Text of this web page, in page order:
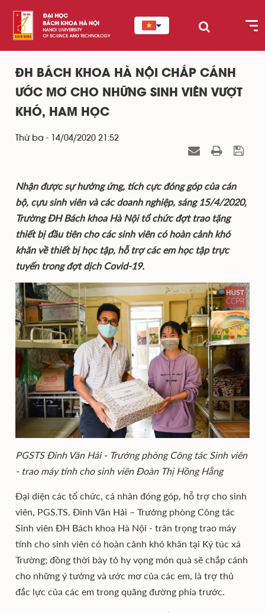
ĐH BÁCH KHOA HÀ NỘI CHẮP CÁNH
ƯỚC MƠ CHO NHỮNG SINH VIÊN VƯỢT
KHÓ, HAM HỌC
Thứ ba - 14/04/2020 21:52
Nhận được sự hưởng ứng, tích cực đóng góp của cán
bộ, cựu sinh viên và các doanh nghiệp, sáng 15/4/2020,
Trường ĐH Bách khoa Hà Nội tổ chức đợt trao tặng
thiết bị đầu tiên cho các sinh viên có hoàn cảnh khó
khăn về thiết bị học tập, hỗ trợ các em học tập trực
tuyến trong đợt dịch Covid-19.
PGSTS Đinh Văn Hải - Trưởng phòng Công tác Sinh viên
- trao máy tính cho sinh viên Đoàn Thị Hồng Hằng
Đại diện các tổ chức, cá nhân đóng góp, hỗ trợ cho sinh
viên, PGS.TS. Đinh Văn Hải – Trưởng phòng Công tác
Sinh viên ĐH Bách khoa Hà Nội - trân trọng trao máy
tính cho sinh viên có hoàn cảnh khó khăn tại Ký túc xá
Trường; đồng thời bày tỏ hy vọng món quà sẽ chắp cánh
cho những ý tưởng và ước mơ của các em, là trợ thủ
đắc lực của các em trong quãng đường phía trước.